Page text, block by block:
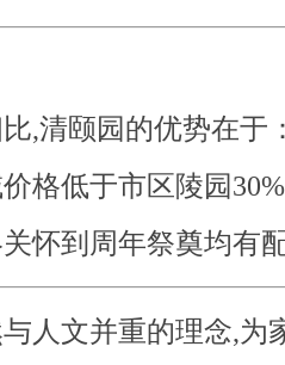
,清颐园的优势在于
价格低于市区陵园
关怀到周年祭奠均有
人文并重的理念,为